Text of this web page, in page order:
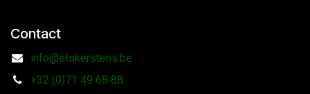
Contact
info@etskerstens.be
+32 (0)71 49 68 88